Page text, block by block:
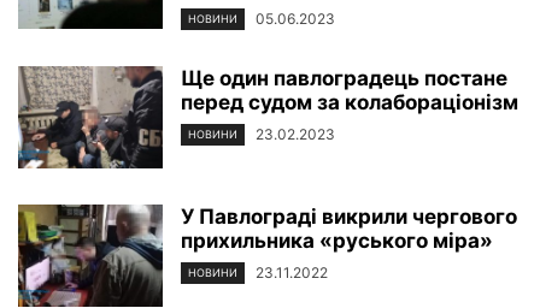
НОВИНИ 05.06.2023
Ще один павлоградець постане
перед судом за колабораціонізм
НОВИНИ 23.02.2023
У Павлограді викрили чергового
прихильника «руського міра»
НОВИНИ 23.11.2022